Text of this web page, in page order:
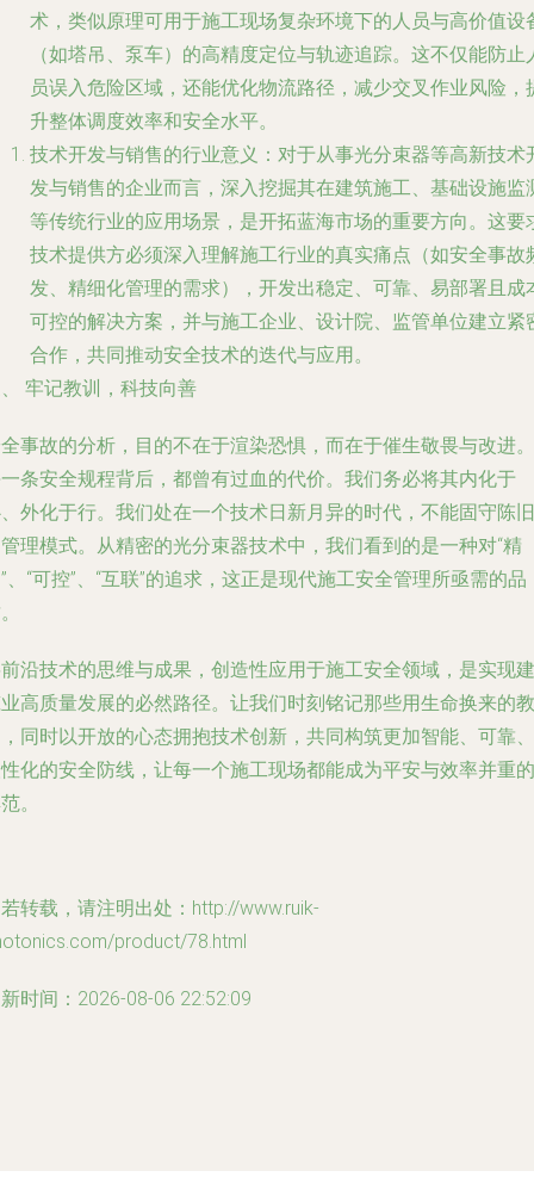
术，类似原理可用于施工现场复杂环境下的人员与高价值设
（如塔吊、泵车）的高精度定位与轨迹追踪。这不仅能防止
员误入危险区域，还能优化物流路径，减少交叉作业风险，
升整体调度效率和安全水平。
技术开发与销售的行业意义 ：对于从事光分束器等高新技术
发与销售的企业而言，深入挖掘其在建筑施工、基础设施监
等传统行业的应用场景，是开拓蓝海市场的重要方向。这要
技术提供方必须深入理解施工行业的真实痛点（如安全事故
发、精细化管理的需求），开发出稳定、可靠、易部署且成
可控的解决方案，并与施工企业、设计院、监管单位建立紧
合作，共同推动安全技术的迭代与应用。
牢记教训，科技向善
事故的分析，目的不在于渲染恐惧，而在于催生敬畏与改进。
条安全规程背后，都曾有过血的代价。我们务必将其内化于
外化于行。我们处在一个技术日新月异的时代，不能固守陈旧
理模式。从精密的光分束器技术中，我们看到的是一种对“精
、“可控”、“互联”的追求，这正是现代施工安全管理所亟需的品
沿技术的思维与成果，创造性应用于施工安全领域，是实现建
高质量发展的必然路径。让我们时刻铭记那些用生命换来的教
同时以开放的心态拥抱技术创新，共同构筑更加智能、可靠、
化的安全防线，让每一个施工现场都能成为平安与效率并重的
。
转载，请注明出处：http://www.ruik-
product/78.html
时间：2026-08-06 22:52:09